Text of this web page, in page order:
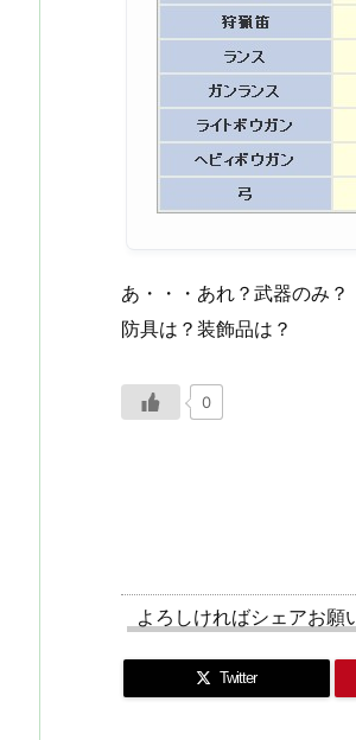
あ・・・あれ？武器のみ？
防具は？装飾品は？
0
よろしければシェアお願
Twitter